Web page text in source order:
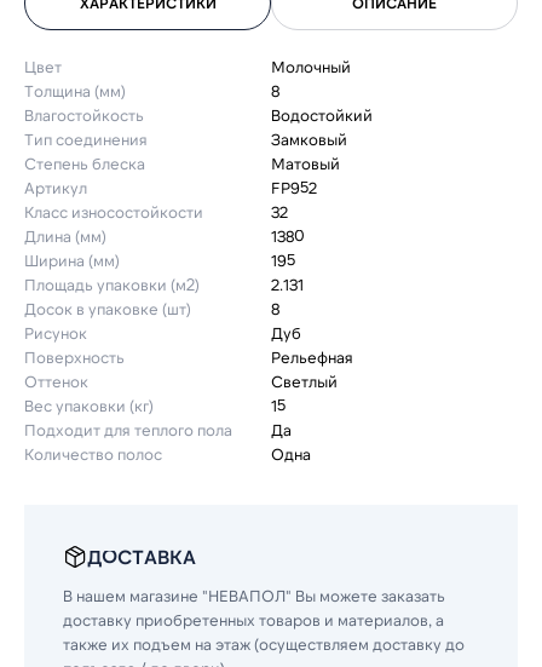
Цвет
Молочный
Толщина (мм)
8
Влагостойкость
Водостойкий
Тип соединения
Замковый
Степень блеска
Матовый
Артикул
FP952
Класс износостойкости
32
Длина (мм)
1380
Ширина (мм)
195
Площадь упаковки (м2)
2.131
Досок в упаковке (шт)
8
Рисунок
Дуб
Поверхность
Рельефная
Оттенок
Светлый
Вес упаковки (кг)
15
Подходит для теплого пола
Да
Количество полос
Одна
ДОСТАВКА
В нашем магазине "НЕВАПОЛ" Вы можете заказать
доставку приобретенных товаров и материалов, а
также их подъем на этаж (осуществляем доставку до